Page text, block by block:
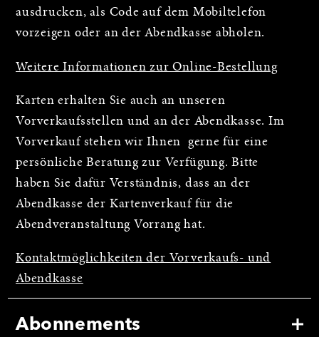
ausdrucken, als Code auf dem Mobiltelefon
vorzeigen oder an der Abendkasse abholen.
Weitere Informationen zur Online-Bestellung
Karten erhalten Sie auch an unseren
Vorverkaufsstellen und an der Abendkasse. Im
Vorverkauf stehen wir Ihnen gerne für eine
persönliche Beratung zur Verfügung. Bitte
haben Sie dafür Verständnis, dass an der
Abendkasse der Kartenverkauf für die
Abendveranstaltung Vorrang hat.
Kontaktmöglichkeiten der Vorverkaufs- und
Abendkasse
Abonnements